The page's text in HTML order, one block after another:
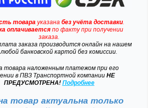
товарауказана без учёта доставки.
оплачиваетсяпо факту при получении
заказа.
заказа производится онлайн на нашем
банковской картой без комиссии.
товара наложенным платежом при его
в ПВЗ Транспортной компанииНЕ
ПРЕДУСМОТРЕНА! Подробнее
товар актуальна только